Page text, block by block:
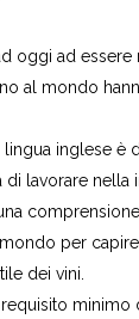
oggi ad
al mondo
lingua inglese è
lavorare nella
per
dei vini.
requisito